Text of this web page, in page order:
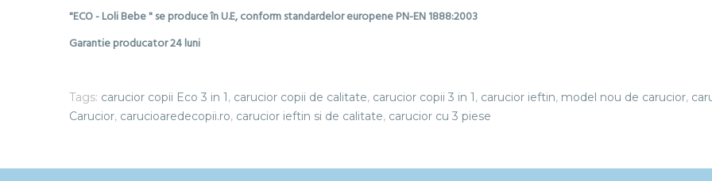
"ECO - Loli Bebe " se produce în U.E, conform standardelor europene PN-EN 1888:2003
Garantie producator 24 luni
Tags: carucior copii Eco 3 in 1, carucior copii de calitate, carucior copii 3 in 1, carucior ieftin, model nou de carucior,
Carucior, carucioaredecopii.ro, carucior ieftin si de calitate, carucior cu 3 piese